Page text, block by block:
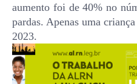
aumento foi de 40% no
pardas. Apenas uma
2023.